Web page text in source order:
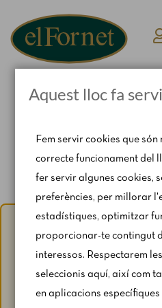
vacances, es restringeixen
caps de setmana
Aquest lloc fa
Fem servir cookies que són
correcte funcionament del
fer servir algunes cookies,
preferències, per millorar
estadístiques, optimitzar
proporcionar-te contingut
interessos. Respectarem
seleccionis aquí, així com
en aplicacions específiques